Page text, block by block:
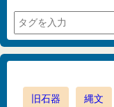
旧石器 縄文